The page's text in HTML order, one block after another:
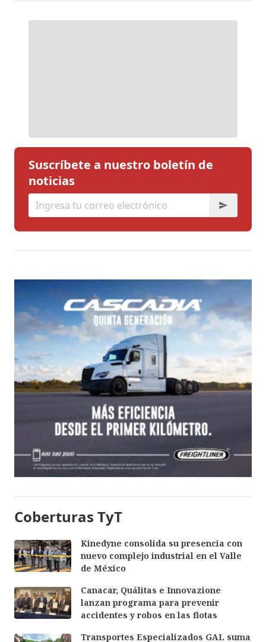
Suscríbete a nuestro boletín de
noticias
Coberturas TyT
Kinedyne consolida su presencia con
nuevo complejo industrial en el Valle
de México
Canacar, Quálitas e Innovazione
lanzan programa para prevenir
accidentes y robos en las flotas
Transportes Especializados GAL suma